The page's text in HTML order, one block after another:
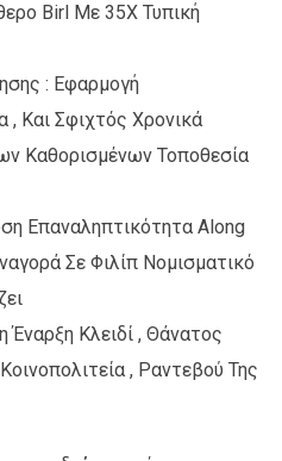
Birl Με 35X Τυπική
: Εφαρμογή
, Και Σφιχτός Χρονικά
Καθορισμένων Τοποθεσία
Επαναληπτικότητα Along
Σε Φιλίπ Νομισματικό
Κλειδί , Θάνατος
, Ραντεβού Της